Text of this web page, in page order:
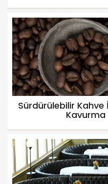
Sürdürülebilir Kahve
Kavurma